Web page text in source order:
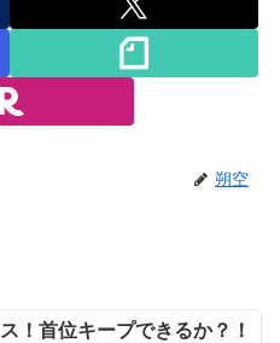
朔空
！首位キープできるか？！